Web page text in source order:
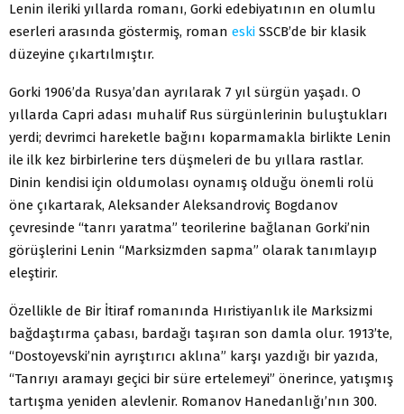
Lenin ileriki yıllarda romanı, Gorki edebiyatının en olumlu
eserleri arasında göstermiş, roman eski SSCB’de bir klasik
düzeyine çıkartılmıştır.
Gorki 1906’da Rusya’dan ayrılarak 7 yıl sürgün yaşadı. O
yıllarda Capri adası muhalif Rus sürgünlerinin buluştukları
yerdi; devrimci hareketle bağını koparmamakla birlikte Lenin
ile ilk kez birbirlerine ters düşmeleri de bu yıllara rastlar.
Dinin kendisi için oldumolası oynamış olduğu önemli rolü
öne çıkartarak, Aleksander Aleksandroviç Bogdanov
çevresinde “tanrı yaratma” teorilerine bağlanan Gorki’nin
görüşlerini Lenin “Marksizmden sapma” olarak tanımlayıp
eleştirir.
Özellikle de Bir İtiraf romanında Hıristiyanlık ile Marksizmi
bağdaştırma çabası, bardağı taşıran son damla olur. 1913’te,
“Dostoyevski’nin ayrıştırıcı aklına” karşı yazdığı bir yazıda,
“Tanrıyı aramayı geçici bir süre ertelemeyi” önerince, yatışmış
tartışma yeniden alevlenir. Romanov Hanedanlığı’nın 300.